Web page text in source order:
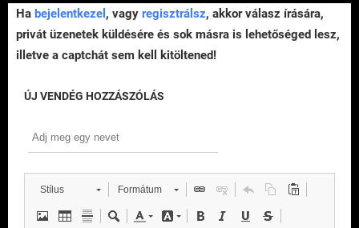
Ha bejelentkezel , vagy regisztrálsz, akkor válasz írására,
privát üzenetek küldésére és sok másra is lehetőséged lesz,
illetve a captchát sem kell kitöltened!
ÚJ VENDÉG HOZZÁSZÓLÁS
Stílus Formátum